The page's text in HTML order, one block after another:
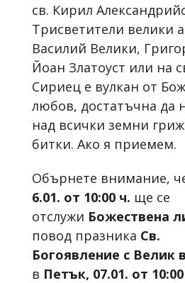
св. Кирил
Трисветители велики
Василий Велики,
Йоан Златоуст или на
Сириец е вулкан от
любов, достатъчна да
над всички земни
битки. Ако я приемем.
Обърнете внимание,
6.01. от 10:00 ч. ще се
отслужи Божествена
повод празника Св.
Богоявление с Велик
в Петък, 07.01. от 10:00